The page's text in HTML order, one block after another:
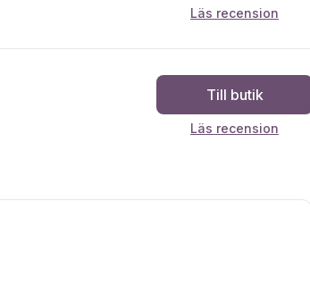
Läs recension
Till butik
Läs recension